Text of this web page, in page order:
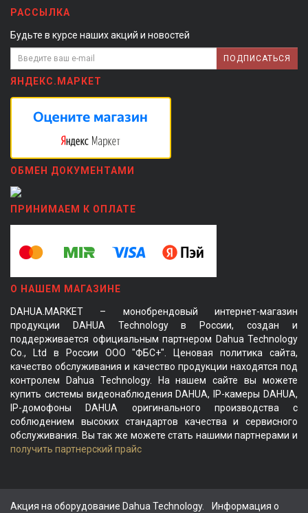
РАССЫЛКА
Будьте в курсе наших акций и новостей
ПОДПИСАТЬСЯ
ЯНДЕКС.МАРКЕТ
ОБМЕН ДОКУМЕНТАМИ
ПРИНИМАЕМ К ОПЛАТЕ
О НАШЕМ МАГАЗИНЕ
DAHUA.MARKET – монобрендовый интернет-магазин
продукции DAHUA Technology в России, создан и
поддерживается официальным партнером Dahua Technology
Co., Ltd в России ООО "ФБС+". Ценовая политика сайта,
качество обслуживания и качество продукции находятся под
контролем Dahua Technology. На нашем сайте вы можете
купить системы видеонаблюдения DAHUA, IP-камеры DAHUA,
IP-домофоны DAHUA оригинального производства с
соблюдением высоких стандартов качества и сервисного
обслуживания. Вы так же можете стать нашими партнерами и
получить партнерский прайс
Акция на оборудование Dahua Technology. Информация о